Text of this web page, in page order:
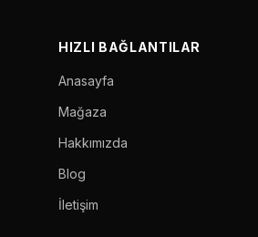
HIZLI BAĞLANTILAR
Anasayfa
Mağaza
Hakkımızda
Blog
İletişim